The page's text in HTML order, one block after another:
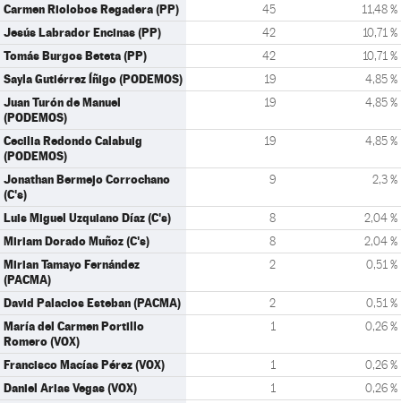
Carmen Riolobos Regadera (PP) 45 11,48 %
Jesús Labrador Encinas (PP) 42 10,71 %
Tomás Burgos Beteta (PP) 42 10,71 %
Sayla Gutiérrez Íñigo (PODEMOS) 19 4,85 %
Juan Turón de Manuel
(PODEMOS)
19 4,85 %
Cecilia Redondo Calabuig
(PODEMOS)
19 4,85 %
Jonathan Bermejo Corrochano
(C's)
9 2,3 %
Luis Miguel Uzquiano Díaz (C's) 8 2,04 %
Miriam Dorado Muñoz (C's) 8 2,04 %
Mirian Tamayo Fernández
(PACMA)
2 0,51 %
David Palacios Esteban (PACMA) 2 0,51 %
María del Carmen Portillo
Romero (VOX)
1 0,26 %
Francisco Macías Pérez (VOX) 1 0,26 %
Daniel Arias Vegas (VOX) 1 0,26 %